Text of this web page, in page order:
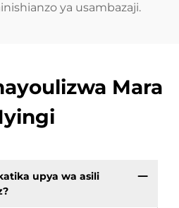
ya usambazaji.
Mara
upya wa asili